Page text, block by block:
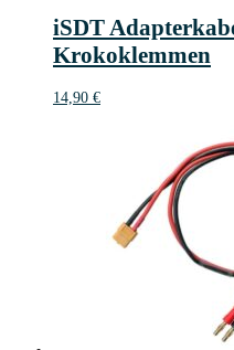
iSDT
Krokoklemmen
14,90 €